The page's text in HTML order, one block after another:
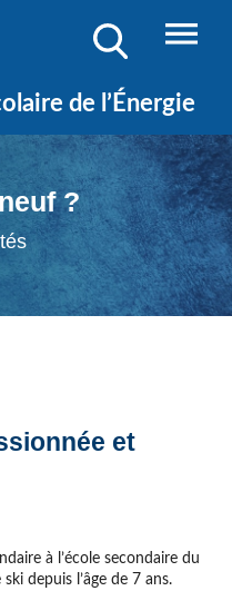
de l’Énergie
?
et
à l’école secondaire du
depuis l’âge de 7 ans.